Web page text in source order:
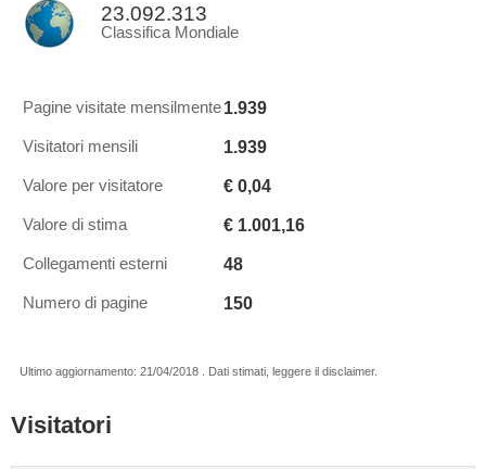
23.092.313
Classifica Mondiale
Pagine visitate mensilmente1.939
Visitatori mensili 1.939
Valore per visitatore € 0,04
Valore di stima € 1.001,16
Collegamenti esterni 48
Numero di pagine 150
Ultimo aggiornamento: 21/04/2018 . Dati stimati, leggere il disclaimer.
Visitatori